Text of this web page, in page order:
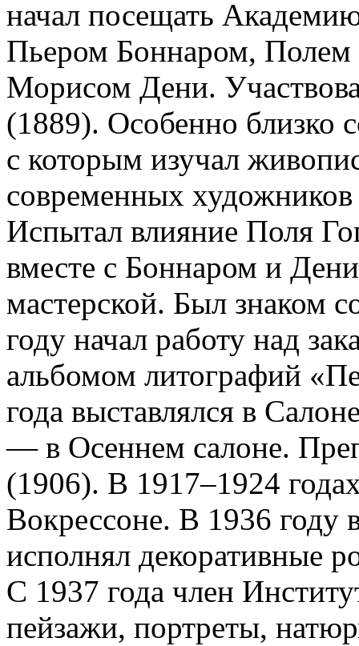
начал посещать
Пьером Боннаром,
Морисом Дени.
(1889). Особенно близко
с которым изучал
современных
Испытал влияние Поля
вместе с Боннаром и
мастерской. Был знаком
году начал работу над
альбомом литографий
года выставлялся в
— в Осеннем салоне.
(1906). В 1917–1924
Вокрессоне. В 1936 году
исполнял декоративные
С 1937 года член
пейзажи, портреты,